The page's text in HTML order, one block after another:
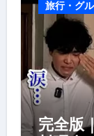
旅行・グ
完全版